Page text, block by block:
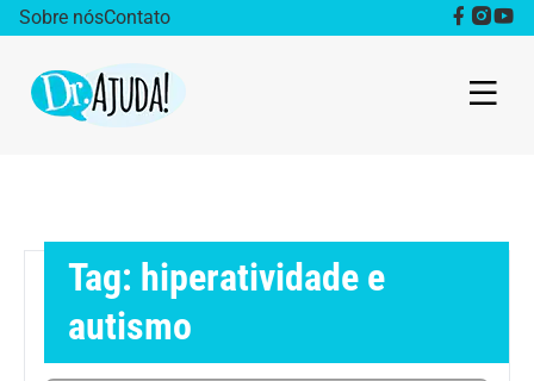
Sobre nósContato
Obesidade
Destaque
Bem estar
Tag: hiperatividade e
autismo